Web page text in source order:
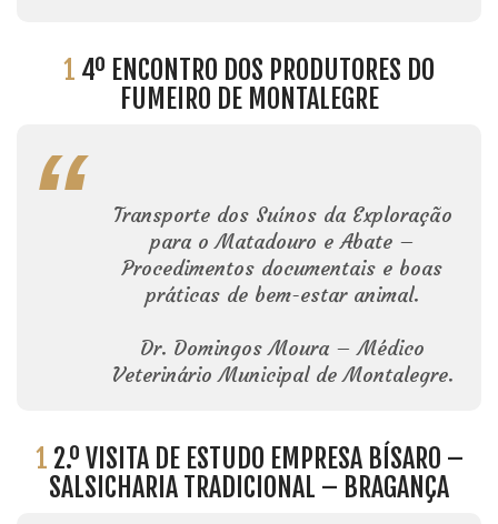
1 4º ENCONTRO DOS PRODUTORES DO
FUMEIRO DE MONTALEGRE
Transporte dos Suínos da Exploração
para o Matadouro e Abate –
Procedimentos documentais e boas
práticas de bem-estar animal.
Dr. Domingos Moura – Médico
Veterinário Municipal de Montalegre.
1 2.º VISITA DE ESTUDO EMPRESA BÍSARO –
SALSICHARIA TRADICIONAL – BRAGANÇA